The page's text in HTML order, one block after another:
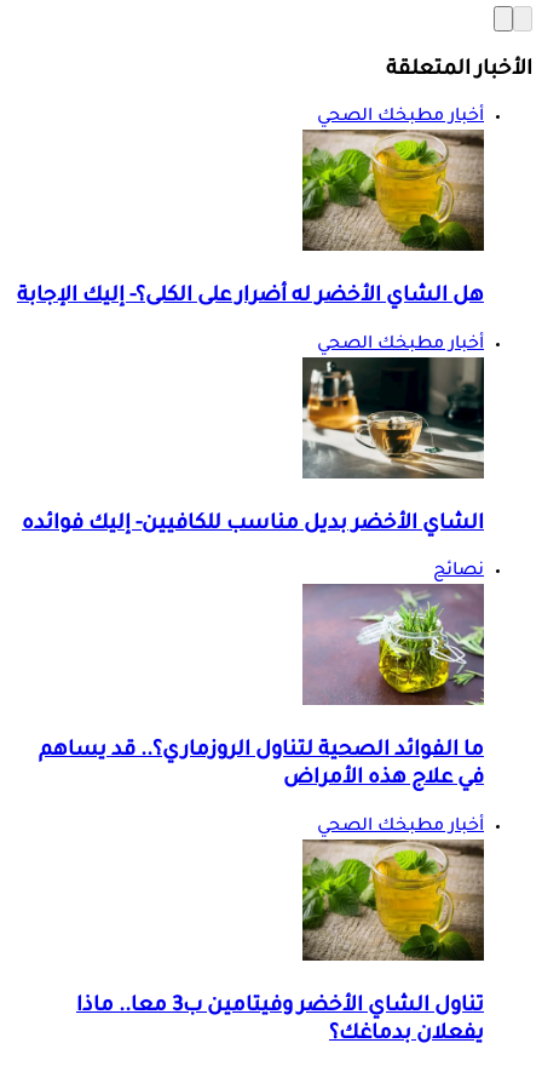
الأخبار المتعلقة
أخبار مطبخك الصحي
هل الشاي الأخضر له أضرار على الكلى؟- إليك الإجابة
أخبار مطبخك الصحي
الشاي الأخضر بديل مناسب للكافيين- إليك فوائده
نصائح
ما الفوائد الصحية لتناول الروزماري؟.. قد يساهم
في علاج هذه الأمراض
أخبار مطبخك الصحي
تناول الشاي الأخضر وفيتامين ب3 معا.. ماذا
يفعلان بدماغك؟